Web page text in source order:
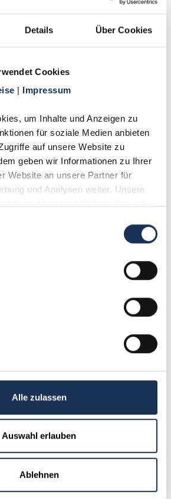
Details Über Cookies
Cookies
| Impressum
um Inhalte und Anzeigen zu
für soziale Medien anbieten
auf unsere Website zu
geben wir Informationen zu Ihrer
Website an unsere Partner für
und Analysen weiter. Unsere
Rahmen Ihrer Nutzung der Dienste
Alle zulassen
Auswahl erlauben
Ablehnen
Themafür Numismatiker dar,
von einem einzigen
insbesondere in gutem
führt dazu, dass sie auf
Werte von über
erzielen. Der Sammlerwert
Edelmetallwert der
was sie zu begehrten
Satz Saarland –
39,95 €